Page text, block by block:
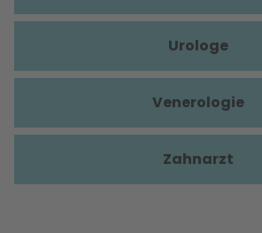
Urologe
Venerologie
Zahnarzt